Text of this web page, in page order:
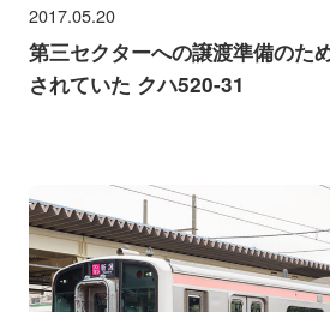
2017.05.20
第三セクターへの譲渡準備のた
されていた クハ520-31